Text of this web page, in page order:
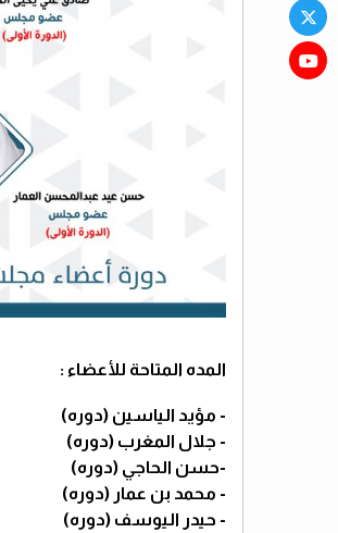
المده المتاحة للأعضاء :
- مؤيد الياسين (دوره)
- جلال المغرب (دوره)
-حسن الحاجي (دوره)
- محمد بن عمار (دوره)
- حيدر اليوسف (دوره)